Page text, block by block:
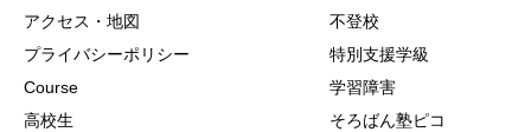
アクセス・地図
プライバシーポリシー
Course
高校生
不登校
特別支援学級
学習障害
そろばん塾ピコ